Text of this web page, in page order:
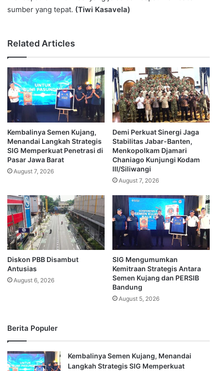
sumber yang tepat. (Tiwi Kasavela)
Related Articles
Kembalinya Semen Kujang,
Menandai Langkah Strategis
SIG Memperkuat Penetrasi di
Pasar Jawa Barat
August 7, 2026
Demi Perkuat Sinergi Jaga
Stabilitas Jabar-Banten,
Menkopolkam Djamari
Chaniago Kunjungi Kodam
III/Siliwangi
August 7, 2026
Diskon PBB Disambut
Antusias
August 6, 2026
SIG Mengumumkan
Kemitraan Strategis Antara
Semen Kujang dan PERSIB
Bandung
August 5, 2026
Berita Populer
Kembalinya Semen Kujang, Menandai
Langkah Strategis SIG Memperkuat